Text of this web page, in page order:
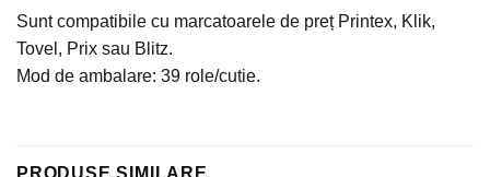
Sunt compatibile cu marcatoarele de preț Printex, Klik,
Tovel, Prix sau Blitz.
Mod de ambalare: 39 role/cutie.
PRODUSE SIMILARE